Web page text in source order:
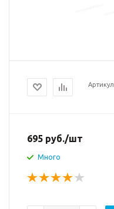
Артикул
695 руб./шт
Много